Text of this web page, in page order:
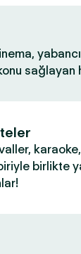
sağlayan
birlikte